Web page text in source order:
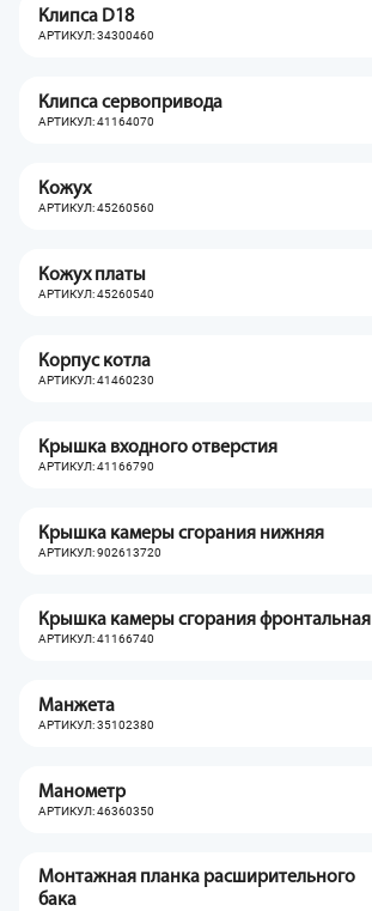
Клипса D18
АРТИКУЛ: 34300460
Клипса сервопривода
АРТИКУЛ: 41164070
Кожух
АРТИКУЛ: 45260560
Кожух платы
АРТИКУЛ: 45260540
Корпус котла
АРТИКУЛ: 41460230
Крышка входного отверстия
АРТИКУЛ: 41166790
Крышка камеры сгорания нижняя
АРТИКУЛ: 902613720
Крышка камеры сгорания фронтальная
АРТИКУЛ: 41166740
Манжета
АРТИКУЛ: 35102380
Манометр
АРТИКУЛ: 46360350
Монтажная планка расширительного
бака